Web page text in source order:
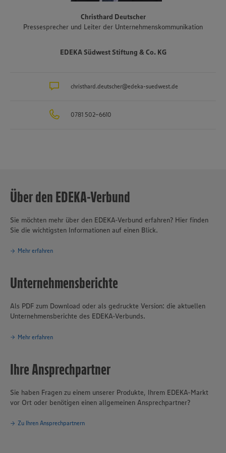
Unternehmensverbund, inklusive des selbständigen Einzelhandels,
ist mit rund 47.000 Mitarbeitenden, darunter etwa 3.400
Arbeitgeber und Ausbilder in der Region. Insgesamt etwa 10.000
Mitarbeitende arbeiten an den Bedientheken für Fleisch und Wurst
Christhard Deutscher
Pressesprecher und Leiter der Unternehmenskommunikation
EDEKA Südwest Stiftung & Co. KG
christhard.deutscher@edeka-suedwest.de
0781 502-6610
Über den EDEKA-Verbund
Sie möchten mehr über den EDEKA-Verbund erfahren? Hier finden
Sie die wichtigsten Informationen auf einen Blick.
Mehr erfahren
Unternehmensberichte
Als PDF zum Download oder als gedruckte Version: die aktuellen
Unternehmensberichte des EDEKA-Verbunds.
Mehr erfahren
Ihre Ansprechpartner
Sie haben Fragen zu einem unserer Produkte, Ihrem EDEKA-Markt
vor Ort oder benötigen einen allgemeinen Ansprechpartner?
Zu Ihren Ansprechpartnern